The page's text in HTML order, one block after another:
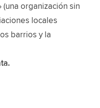
organización sin
locales
barrios y la